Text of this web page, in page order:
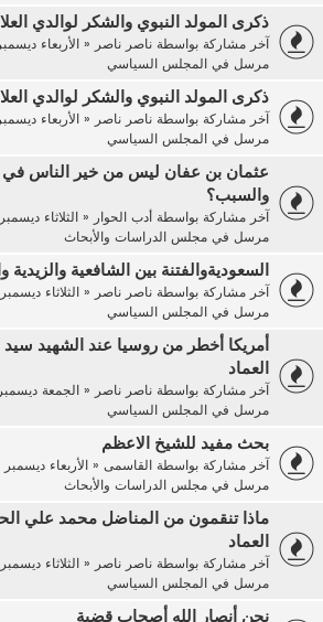
ذكرى المولد النبوي والشكر لوالدي
آخر مشاركة بواسطة ناصر ناصر« الأربعاء ديسمبر 23, 2015 4:40 am
مرسل في المجلس السياسي
ذكرى المولد النبوي والشكر لوالدي
آخر مشاركة بواسطة ناصر ناصر« الأربعاء ديسمبر 23, 2015 4:40 am
مرسل في المجلس السياسي
عثمان بن عفان ليس من خير الناس في
والسبب؟
آخر مشاركة بواسطة أدب الحوار« الثلاثاء ديسمبر 15, 2015 9:08 am
مرسل في مجلس الدراسات والأبحاث
السعوديةوالفتنة بين الشافعية والزيدية
آخر مشاركة بواسطة ناصر ناصر« الثلاثاء ديسمبر 08, 2015 10:35 pm
مرسل في المجلس السياسي
أمريكا أخطر من روسيا عند الشهيد
العماد
آخر مشاركة بواسطة ناصر ناصر« الجمعة ديسمبر 04, 2015 3:33 pm
مرسل في المجلس السياسي
بحث مفيد للشيخ الاعظم
آخر مشاركة بواسطة القاسمى« الأربعاء ديسمبر 02, 2015 10:24 am
مرسل في مجلس الدراسات والأبحاث
ماذا تنقمون من المناضل محمد علي
العماد
آخر مشاركة بواسطة ناصر ناصر« الثلاثاء ديسمبر 01, 2015 6:44 am
مرسل في المجلس السياسي
نحن أنصار الله أصحاب قضية